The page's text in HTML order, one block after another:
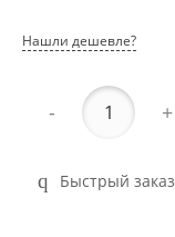
Нашли дешевле?
- +
Быстрый заказ